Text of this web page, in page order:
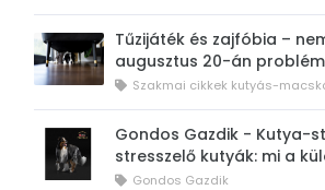
Tűzijáték és zajfóbia –
augusztus 20-án
Szakmai cikkek kutyás-
Gondos Gazdik - Kutya-
stresszelő kutyák: mi a
Gondos Gazdik